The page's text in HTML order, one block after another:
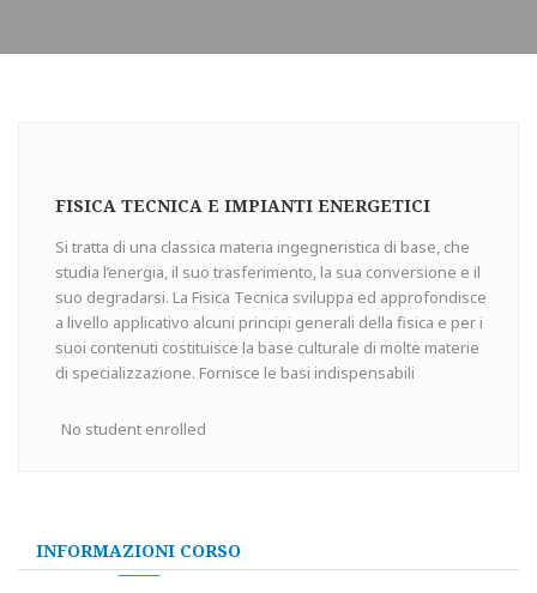
FISICA TECNICA E IMPIANTI ENERGETICI
Si tratta di una classica materia ingegneristica di base, che
studia l’energia, il suo trasferimento, la sua conversione e il
suo degradarsi. La Fisica Tecnica sviluppa ed approfondisce
a livello applicativo alcuni principi generali della fisica e per i
suoi contenuti costituisce la base culturale di molte materie
di specializzazione. Fornisce le basi indispensabili
No student enrolled
INFORMAZIONI CORSO